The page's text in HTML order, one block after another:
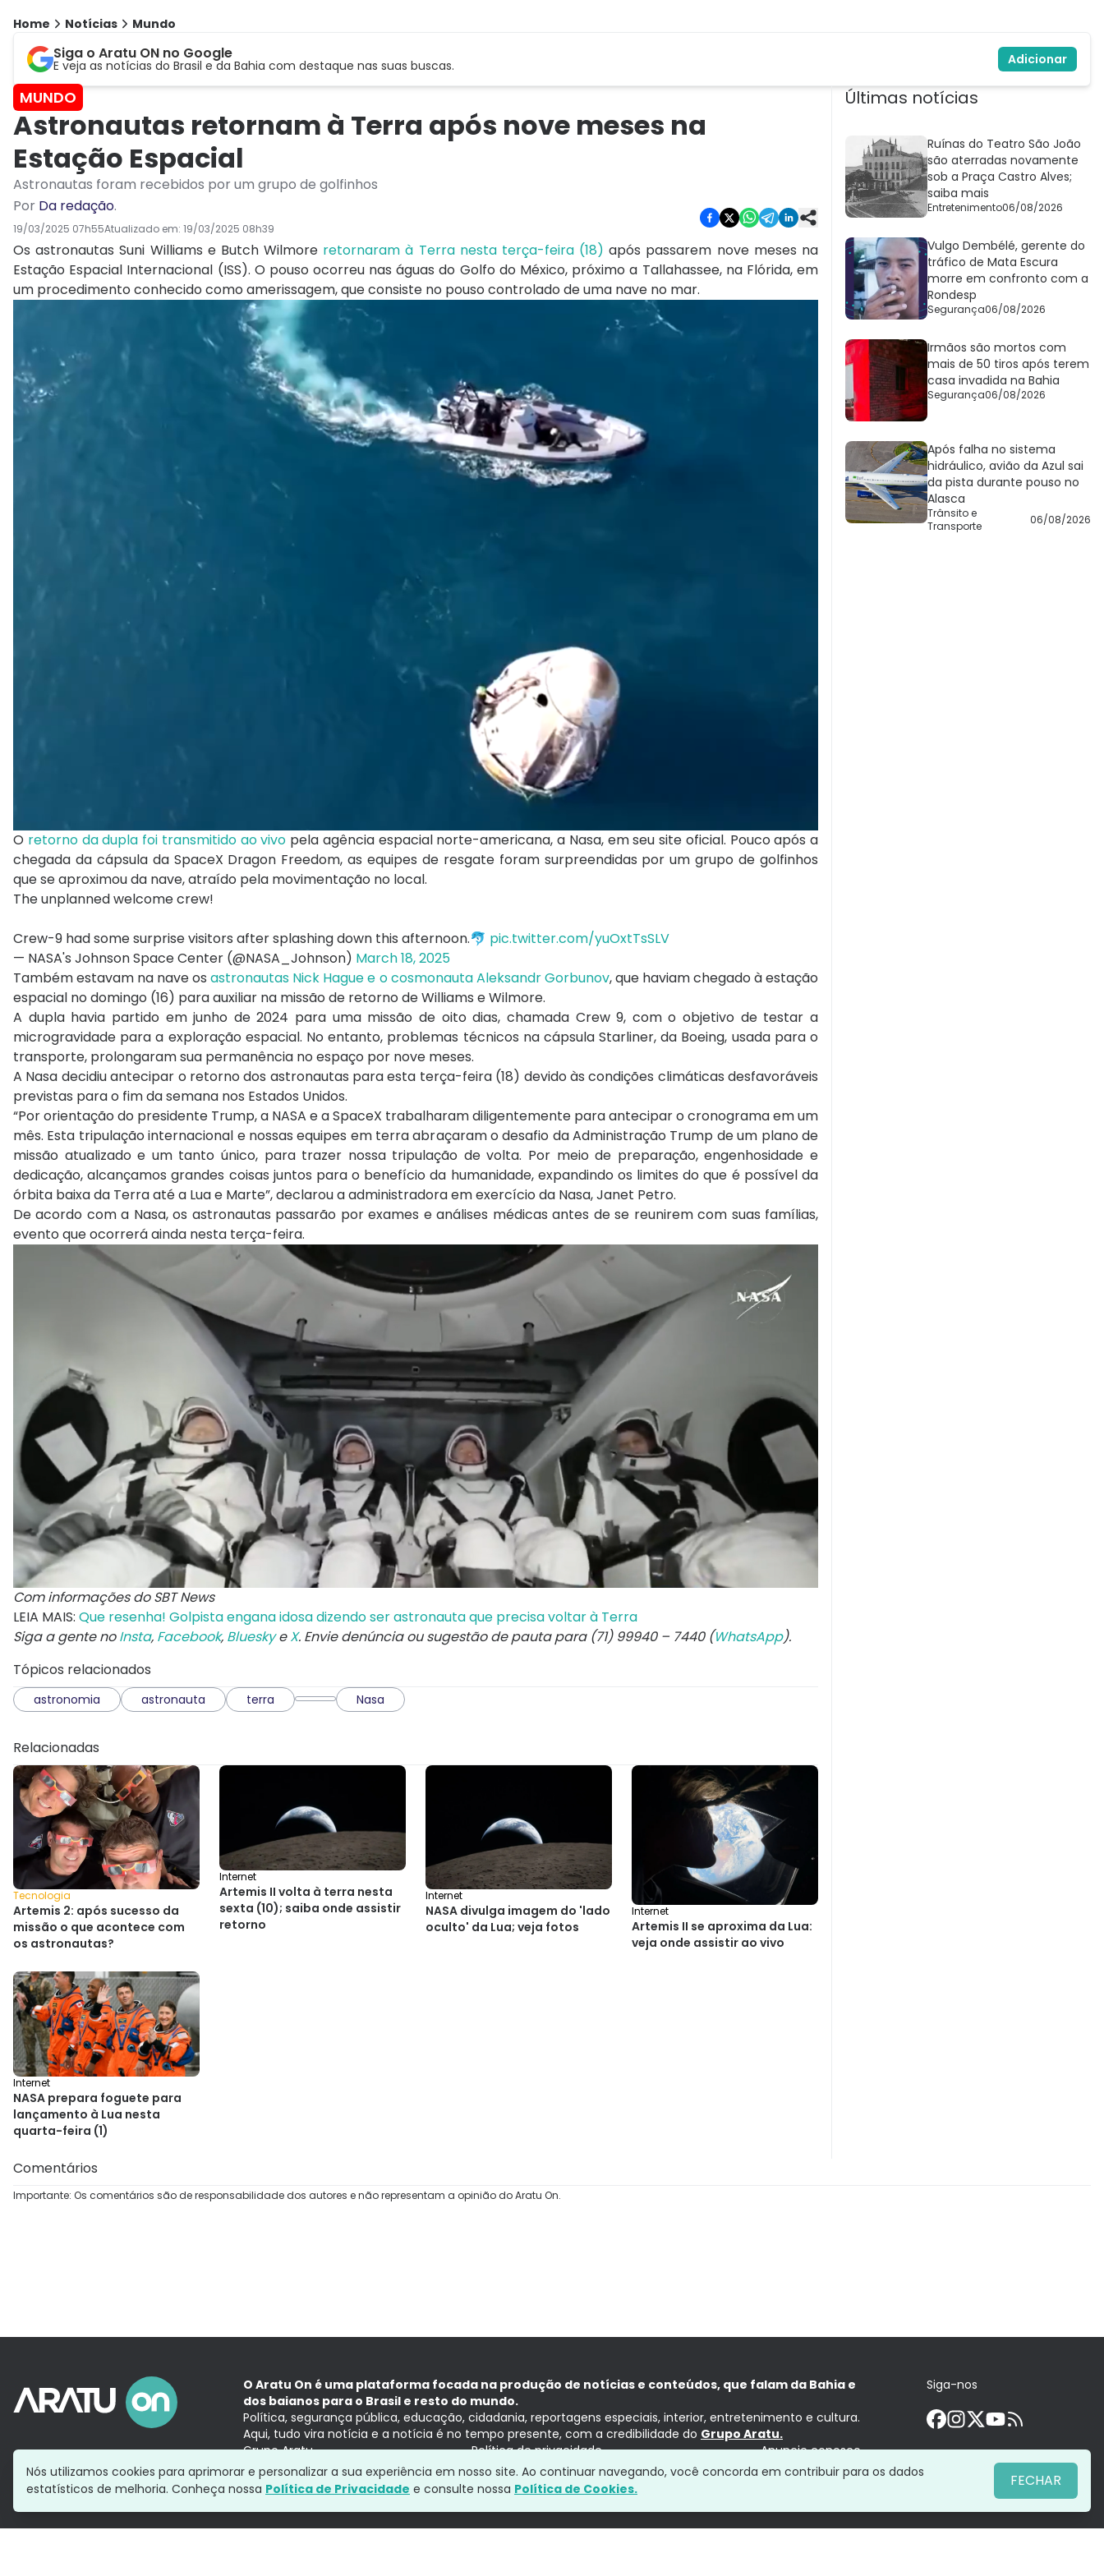
Home Notícias Mundo
Siga o Aratu ON no Google
E veja as notícias do Brasil e da Bahia com destaque nas suas buscas. Adicionar
MUNDO
Astronautas retornam à Terra após nove meses na
Estação Espacial
Astronautas foram recebidos por um grupo de golfinhos
Por Da redação.
19/03/2025 07h55Atualizado em: 19/03/2025 08h39
Os astronautas Suni Williams e Butch Wilmore retornaram à Terra nesta terça-feira (18) após passarem nove meses na
Estação Espacial Internacional (ISS). O pouso ocorreu nas águas do Golfo do México, próximo a Tallahassee, na Flórida, em
um procedimento conhecido como amerissagem, que consiste no pouso controlado de uma nave no mar.
O retorno da dupla foi transmitido ao vivo pela agência espacial norte-americana, a Nasa, em seu site oficial. Pouco após a
chegada da cápsula da SpaceX Dragon Freedom, as equipes de resgate foram surpreendidas por um grupo de golfinhos
que se aproximou da nave, atraído pela movimentação no local.
The unplanned welcome crew!
Crew-9 had some surprise visitors after splashing down this afternoon.🐬 pic.twitter.com/yuOxtTsSLV
— NASA's Johnson Space Center (@NASA_Johnson) March 18, 2025
Também estavam na nave osastronautas Nick Hague e o cosmonauta Aleksandr Gorbunov, que haviam chegado à estação
espacial no domingo (16) para auxiliar na missão de retorno de Williams e Wilmore.
A dupla havia partido em junho de 2024 para uma missão de oito dias, chamada Crew 9, com o objetivo de testar a
microgravidade para a exploração espacial. No entanto, problemas técnicos na cápsula Starliner, da Boeing, usada para o
transporte, prolongaram sua permanência no espaço por nove meses.
A Nasa decidiu antecipar o retorno dos astronautas para esta terça-feira (18) devido às condições climáticas desfavoráveis
previstas para o fim da semana nos Estados Unidos.
“Por orientação do presidente Trump, a NASA e a SpaceX trabalharam diligentemente para antecipar o cronograma em um
mês. Esta tripulação internacional e nossas equipes em terra abraçaram o desafio da Administração Trump de um plano de
missão atualizado e um tanto único, para trazer nossa tripulação de volta. Por meio de preparação, engenhosidade e
dedicação, alcançamos grandes coisas juntos para o benefício da humanidade, expandindo os limites do que é possível da
órbita baixa da Terra até a Lua e Marte”, declarou a administradora em exercício da Nasa, Janet Petro.
De acordo com a Nasa, os astronautas passarão por exames e análises médicas antes de se reunirem com suas famílias,
evento que ocorrerá ainda nesta terça-feira.
Com informações do SBT News
LEIA MAIS: Que resenha! Golpista engana idosa dizendo ser astronauta que precisa voltar à Terra
Siga a gente noInsta, Facebook, BlueskyeX. Envie denúncia ou sugestão de pauta para (71) 99940 – 7440 (WhatsApp).
Tópicos relacionados
astronomia astronauta terra Nasa
Relacionadas
Tecnologia
Artemis 2: após sucesso da
missão o que acontece com
os astronautas?
Internet
Artemis II volta à terra nesta
sexta (10); saiba onde assistir
retorno
Internet
NASA divulga imagem do 'lado
oculto' da Lua; veja fotos
Internet
Artemis II se aproxima da Lua:
veja onde assistir ao vivo
Internet
NASA prepara foguete para
lançamento à Lua nesta
quarta-feira (1)
Últimas notícias
Ruínas do Teatro São João
são aterradas novamente
sob a Praça Castro Alves;
saiba mais
Entretenimento06/08/2026
Vulgo Dembélé, gerente do
tráfico de Mata Escura
morre em confronto com a
Rondesp
Segurança06/08/2026
Irmãos são mortos com
mais de 50 tiros após terem
casa invadida na Bahia
Segurança06/08/2026
Após falha no sistema
hidráulico, avião da Azul sai
da pista durante pouso no
Alasca
Trânsito e
Transporte
06/08/2026
Comentários
Importante: Os comentários são de responsabilidade dos autores e não representam a opinião do Aratu On.
O Aratu On é uma plataforma focada na produção de notícias e conteúdos, que falam da Bahia e
dos baianos para o Brasil e resto do mundo.
Política, segurança pública, educação, cidadania, reportagens especiais, interior, entretenimento e cultura.
Aqui, tudo vira notícia e a notícia é no tempo presente, com a credibilidade do Grupo Aratu.
Grupo Aratu
Política de privacidade Anuncie conosco
Siga-nos
Nós utilizamos cookies para aprimorar e personalizar a sua experiência em nosso site. Ao continuar navegando, você concorda em contribuir para os dados
estatísticos de melhoria. Conheça nossa Política de Privacidade e consulte nossa Política de Cookies. FECHAR